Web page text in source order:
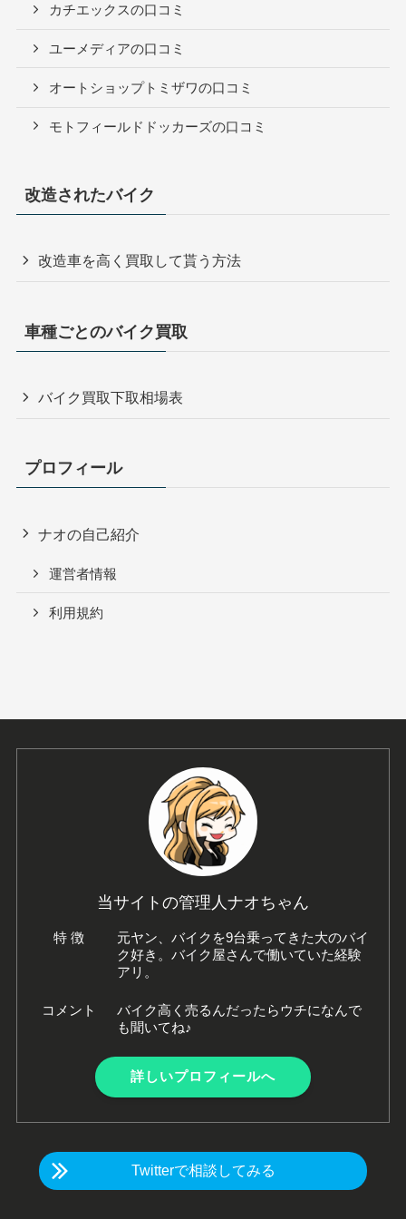
カチエックスの口コミ
ユーメディアの口コミ
オートショップトミザワの口コミ
モトフィールドドッカーズの口コミ
改造されたバイク
改造車を高く買取して貰う方法
車種ごとのバイク買取
バイク買取下取相場表
プロフィール
ナオの自己紹介
運営者情報
利用規約
当サイトの管理人ナオちゃん
特 徴
元ヤン、バイクを9台乗ってきた大のバイ
ク好き。バイク屋さんで働いていた経験
アリ。
コメント
バイク高く売るんだったらウチになんで
も聞いてね♪
詳しいプロフィールへ
Twitterで相談してみる